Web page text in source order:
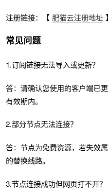
注册链接：【 肥猫云注册地址 】
常见问题
1.订阅链接无法导入或更新？
答：请确认您使用的客户端已
有效期内。
2.部分节点无法连接？
答：节点为免费资源，若失效
的替换线路。
3.节点连接成功但网页打不开？